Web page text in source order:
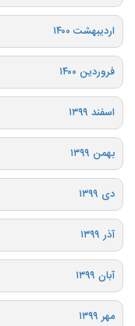
اردیبهشت ۱۴۰۰
فروردین ۱۴۰۰
اسفند ۱۳۹۹
بهمن ۱۳۹۹
دی ۱۳۹۹
آذر ۱۳۹۹
آبان ۱۳۹۹
مهر ۱۳۹۹